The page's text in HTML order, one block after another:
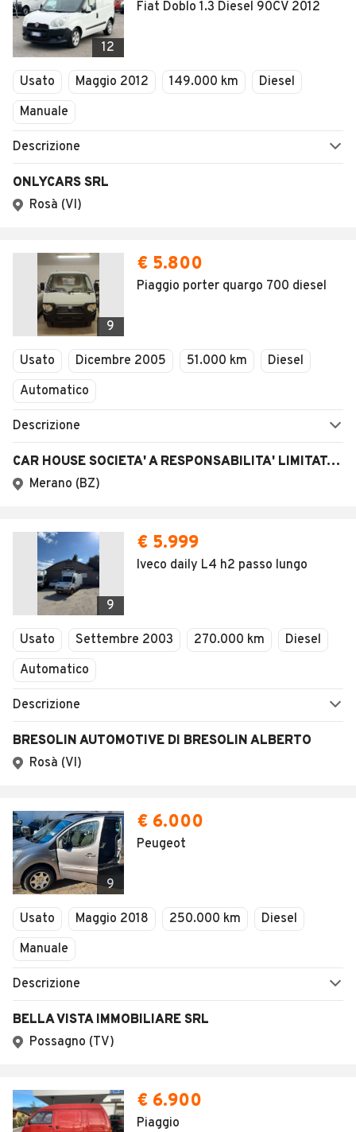
12
Fiat Doblo 1.3 Diesel 90CV 2012
Usato Maggio 2012 149.000 km
Diesel
Manuale
Descrizione
ONLYCARS SRL
Rosà (VI)
9
€ 5.800
Piaggio porter quargo 700 diesel
Usato Dicembre 2005 51.000 km
Diesel
Automatico
Descrizione
CAR HOUSE SOCIETA' A RESPONSABILITA' LIMITATA SEMP
Merano (BZ)
9
€ 5.999
Iveco daily L4 h2 passo lungo
Usato Settembre 2003 270.000 km
Diesel
Automatico
Descrizione
BRESOLIN AUTOMOTIVE DI BRESOLIN ALBERTO
Rosà (VI)
9
€ 6.000
Peugeot
Usato Maggio 2018 250.000 km
Diesel
Manuale
Descrizione
BELLA VISTA IMMOBILIARE SRL
Possagno (TV)
€ 6.900
Piaggio